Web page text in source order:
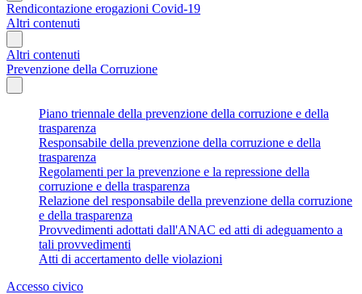
Rendicontazione erogazioni Covid-19
Altri contenuti
Altri contenuti
Prevenzione della Corruzione
Piano triennale della prevenzione della corruzione e della
trasparenza
Responsabile della prevenzione della corruzione e della
trasparenza
Regolamenti per la prevenzione e la repressione della
corruzione e della trasparenza
Relazione del responsabile della prevenzione della corruzione
e della trasparenza
Provvedimenti adottati dall'ANAC ed atti di adeguamento a
tali provvedimenti
Atti di accertamento delle violazioni
Accesso civico